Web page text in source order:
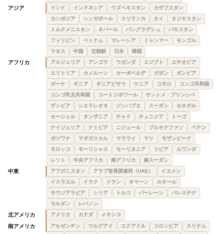
アジア インド インドネシア ウズベキスタン
カザフスタン
カンボジア
シンガポール スリランカ タイ
タジキスタン
トルクメニスタン
ネパール バングラデシュ
パキスタン
フィリピン
ベトナム マレーシア ミャンマー
モンゴル
ラオス
中国 北朝鮮 日本 韓国
アフリカ アルジェリア アンゴラ ウガンダ エジプト
エチオピア
エリトリア
カメルーン カーボベルデ ガボン
ガンビア
ガーナ
ギニア ギニアビサウ ケニア コモロ
コンゴ共和国
コンゴ民主共和国
コートジボワール
サントメ・プリンシペ
ザンビア
シエラレオネ ジンバブエ スーダン
セネガル
セーシェル
タンザニア チャド チュニジア
トーゴ
ナイジェリア
ナミビア ニジェール ブルキナファソ
ベナン
ボツワナ
マダガスカル マラウイ マリ
モザンビーク
モロッコ
モーリシャス モーリタニア リビア
ルワンダ
レソト
中央アフリカ 南アフリカ 南スーダン
中東 アフガニスタン アラブ首長国連邦（UAE）
イエメン
イスラエル
イラク イラン オマーン
カタール
サウジアラビア
シリア トルコ バーレーン
パレスチナ
ヨルダン
レバノン
北アメリカ アメリカ カナダ メキシコ
南アメリカ アルゼンチン ウルグアイ エクアドル コロンビア スリナム